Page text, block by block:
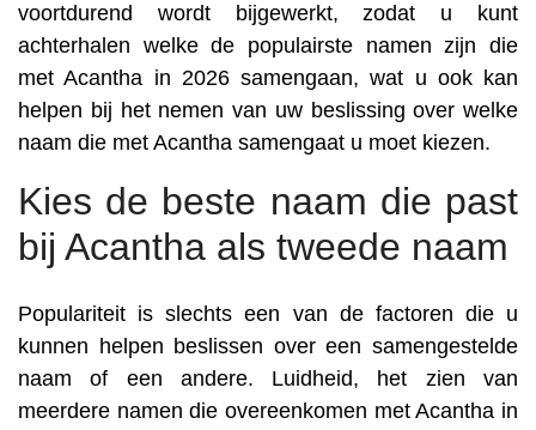
voortdurend wordt bijgewerkt, zodat u kunt
achterhalen welke de populairste namen zijn die
met Acantha in 2026 samengaan, wat u ook kan
helpen bij het nemen van uw beslissing over welke
naam die met Acantha samengaat u moet kiezen.
Kies de beste naam die past
bij Acantha als tweede naam
Populariteit is slechts een van de factoren die u
kunnen helpen beslissen over een samengestelde
naam of een andere. Luidheid, het zien van
meerdere namen die overeenkomen met Acantha in